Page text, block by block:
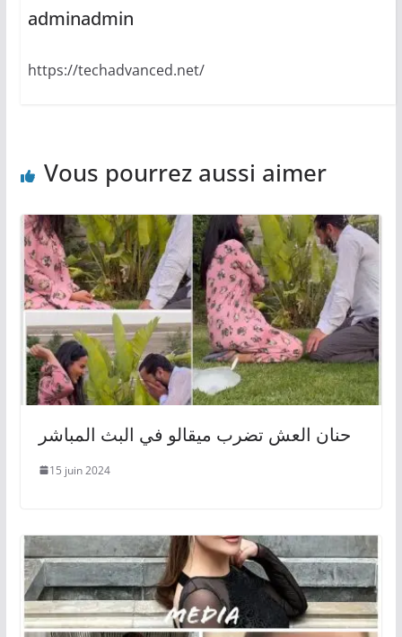
adminadmin
https://techadvanced.net/
Vous pourrez aussi aimer
حنان العش تضرب ميقالو في البث المباشر
15 juin 2024